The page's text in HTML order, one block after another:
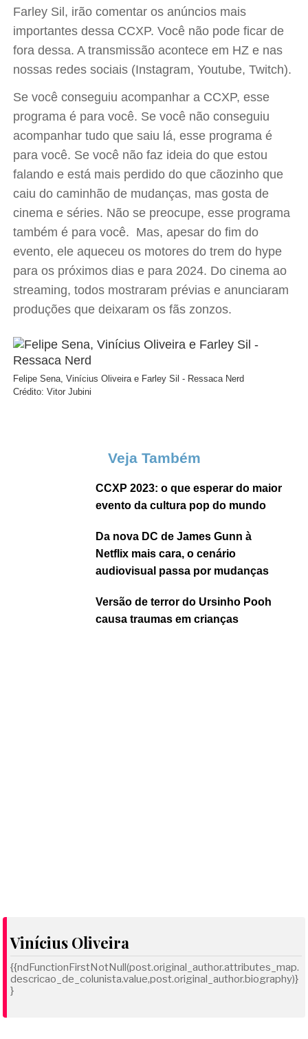
Farley Sil, irão comentar os anúncios mais
importantes dessa CCXP. Você não pode ficar de
fora dessa. A transmissão acontece em HZ e nas
nossas redes sociais (Instagram, Youtube, Twitch).
Se você conseguiu acompanhar a CCXP, esse
programa é para você. Se você não conseguiu
acompanhar tudo que saiu lá, esse programa é
para você. Se você não faz ideia do que estou
falando e está mais perdido do que cãozinho que
caiu do caminhão de mudanças, mas gosta de
cinema e séries. Não se preocupe, esse programa
também é para você. Mas, apesar do fim do
evento, ele aqueceu os motores do trem do hype
para os próximos dias e para 2024. Do cinema ao
streaming, todos mostraram prévias e anunciaram
produções que deixaram os fãs zonzos.
Felipe Sena, Vinícius Oliveira e Farley Sil - Ressaca Nerd
Crédito: Vitor Jubini
Veja Também
CCXP 2023: o que esperar do maior
evento da cultura pop do mundo
Da nova DC de James Gunn à
Netflix mais cara, o cenário
audiovisual passa por mudanças
Versão de terror do Ursinho Pooh
causa traumas em crianças
Vinícius Oliveira
{{ndFunctionFirstNotNull(post.original_author.attributes_map.
descricao_de_colunista.value,post.original_author.biography)}
}